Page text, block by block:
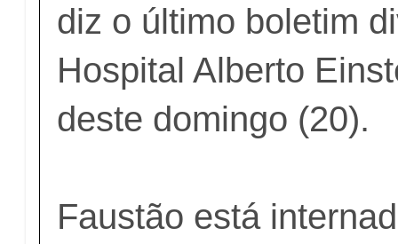
diz o último boletim
Hospital Alberto
deste domingo (20).
Faustão está